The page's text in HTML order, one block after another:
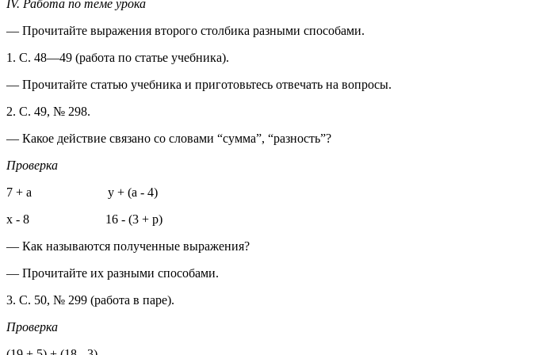
IV. Работа по теме урока
— Прочитайте выражения второго столбика разными способами.
1. С. 48—49 (работа по статье учебника).
— Прочитайте статью учебника и приготовьтесь отвечать на вопросы.
2. С. 49, № 298.
— Какое действие связано со словами “сумма”, “разность”?
Проверка
7 + а у + (а - 4)
х - 8 16 - (3 + р)
— Как называются полученные выражения?
— Прочитайте их разными способами.
3. С. 50, № 299 (работа в паре).
Проверка